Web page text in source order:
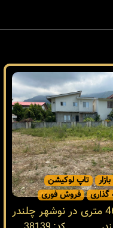
تاپ لوکیشن
گذاری
فروش فوری